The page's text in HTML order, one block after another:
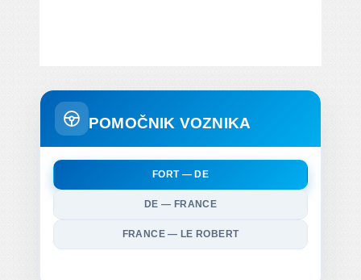
POMOČNIK VOZNIKA
FORT — DE
DE — FRANCE
FRANCE — LE ROBERT